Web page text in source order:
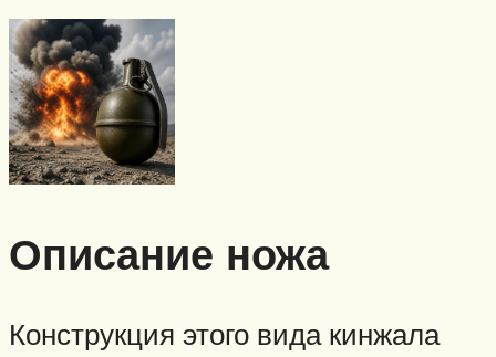
Описание ножа
Конструкция этого вида кинжала